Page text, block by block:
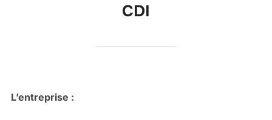
CDI
L’entreprise :